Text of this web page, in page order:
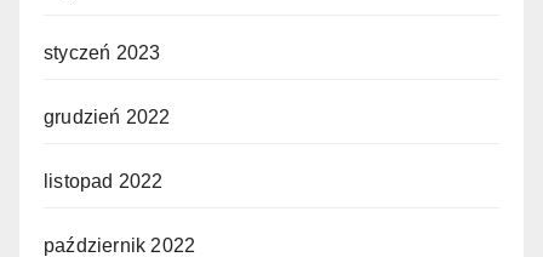
styczeń 2023
grudzień 2022
listopad 2022
październik 2022